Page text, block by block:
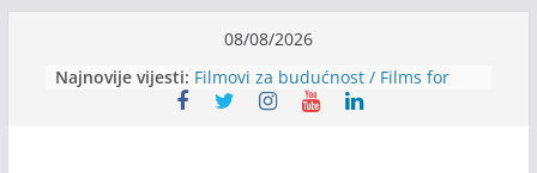
content
08/08/2026
Najnovije vijesti: Filmovi za budućnost / Films for
Future